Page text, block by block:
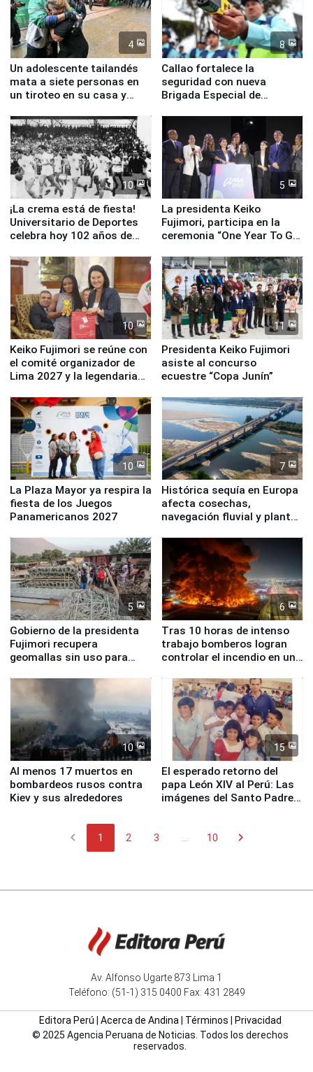
4
Un adolescente tailandés
mata a siete personas en
un tiroteo en su casa y
8
Callao fortalece la
seguridad con nueva
Brigada Especial de
equipamiento para
Serenazgo
10
¡La crema está de fiesta!
Universitario de Deportes
celebra hoy 102 años de
5
La presidenta Keiko
Fujimori, participa en la
ceremonia “One Year To Go
10
Keiko Fujimori se reúne con
el comité organizador de
Lima 2027 y la legendaria
11
Presidenta Keiko Fujimori
asiste al concurso
ecuestre “Copa Junín”
10
La Plaza Mayor ya respira la
fiesta de los Juegos
Panamericanos 2027
7
Histórica sequía en Europa
afecta cosechas,
navegación fluvial y plantas
5
Gobierno de la presidenta
Fujimori recupera
geomallas sin uso para
Fenómeno El Niño
6
Tras 10 horas de intenso
trabajo bomberos logran
controlar el incendio en una
de Chile
10
Al menos 17 muertos en
bombardeos rusos contra
Kiev y sus alrededores
15
El esperado retorno del
papa León XIV al Perú: Las
imágenes del Santo Padre
chevron_left 1 2 3 ... 10 chevron_right
Av. Alfonso Ugarte 873 Lima 1
Teléfono: (51-1) 315 0400 Fax: 431 2849
Editora Perú Acerca de Andina Términos
Privacidad
© 2025 Agencia Peruana de Noticias. Todos los derechos
reservados.